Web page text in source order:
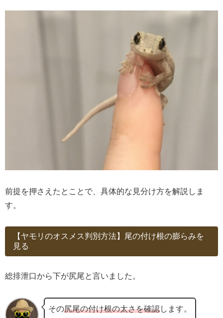
前提を押さえたとことで、具体的な見分け方を解説しま
す。
【ヤモリのオスメス判別方法】尾の付け根の膨らみを
見る
総排泄口から下が尻尾と言いました。
その尻尾の付け根の太さを確認します。